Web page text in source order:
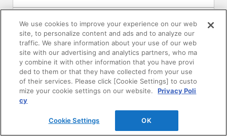
WEB見積・各種シミュレーション
交換用部品の購入
修理・点検
お問い合わせ
We use cookies to improve your experience on our web
site, to personalize content and ads and to analyze our
traffic. We share information about your use of our web
site with our advertising and analytics partners, who ma
y combine it with other information that you have provi
ded to them or that they have collected from your use
of their services. Please click [Cookie Settings] to custo
mize your cookie settings on our website.
Privacy Poli
cy
Cookie Settings OK